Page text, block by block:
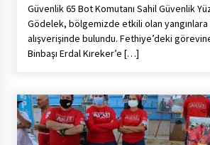
Güvenlik 65 Bot Komutanı Sahil Güvenlik
Gödelek, bölgemizde etkili olan
alışverişinde bulundu. Fethiye’deki
Binbaşı Erdal Kıreker’e […]